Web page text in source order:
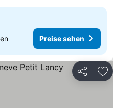
Preise sehen
Teilen